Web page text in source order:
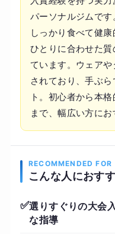
パーソナルジムです
しっかり食べて健
ひとりに合わせた
ています。ウェア
されており、手ぶ
ト。初心者から本
まで、幅広い方にお
RECOMMENDED FOR
こんな人におす
✅選りすぐりの大会
な指導